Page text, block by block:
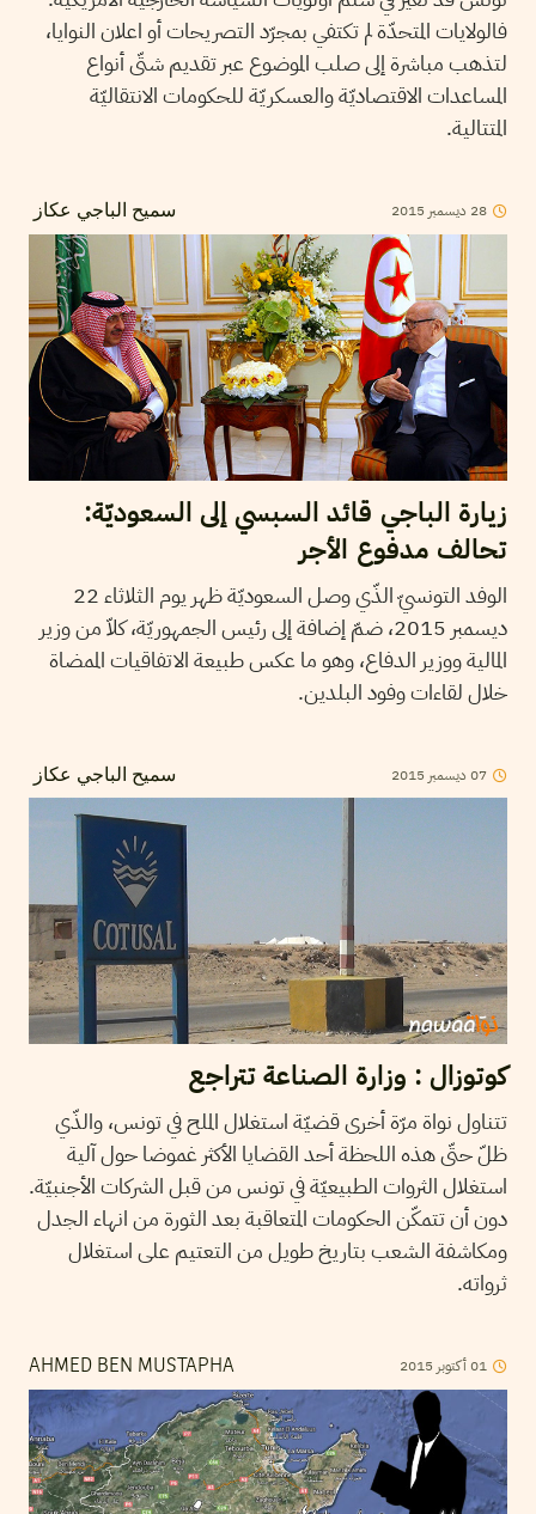
فالولايات المتحدّة لم تكتفي بمجرّد التصريحات أو اعلان النوايا،
لتذهب مباشرة إلى صلب الموضوع عبر تقديم شتّى أنواع
المساعدات الاقتصاديّة والعسكريّة للحكومات الانتقاليّة
المتتالية.
سميح الباجي عكاز 28 ديسمبر 2015
زيارة الباجي قائد السبسي إلى السعوديّة:
تحالف مدفوع الأجر
الوفد التونسيّ الذّي وصل السعوديّة ظهر يوم الثلاثاء 22
ديسمبر 2015، ضمّ إضافة إلى رئيس الجمهوريّة، كلاّ من وزير
المالية ووزير الدفاع، وهو ما عكس طبيعة الاتفاقيات الممضاة
خلال لقاءات وفود البلدين.
سميح الباجي عكاز 07 ديسمبر 2015
كوتوزال : وزارة الصناعة تتراجع
تتناول نواة مرّة أخرى قضيّة استغلال الملح في تونس، والذّي
ظلّ حتّى هذه اللحظة أحد القضايا الأكثر غموضا حول آلية
استغلال الثروات الطبيعيّة في تونس من قبل الشركات الأجنبيّة.
دون أن تتمكّن الحكومات المتعاقبة بعد الثورة من انهاء الجدل
ومكاشفة الشعب بتاريخ طويل من التعتيم على استغلال
ثرواته.
AHMED BEN MUSTAPHA 01أكتوبر 2015